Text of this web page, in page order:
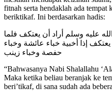
fitnah serta hendaklah ada tempat
beriktikaf. Ini berdasarkan hadis:
عليه وسلم أراد أن يعتكف فلما
إذا أخبية خباء عائشة وخباء
حفصة وخباء زينب
“Bahwasanya Nabi Shalallahu
Maka ketika beliau beranjak ke
beri’tikaf, di sana sudah ada